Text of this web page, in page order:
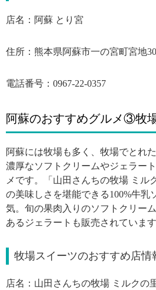
店名：阿蘇 とり宮
住所：熊本県阿蘇市一の宮町宮地
電話番号：0967-22-0357
阿蘇のおすすめグルメ③牧
阿蘇には牧場も多く、牧場でとれ
濃厚なソフトクリームやジェラー
メです。「山田さんちの牧場 ミル
の美味しさを堪能できる100%牛乳
気。旬の果肉入りのソフトクリー
あるジェラートも販売されています
牧場スイーツのおすすめ店情
店名：山田さんちの牧場 ミルクの